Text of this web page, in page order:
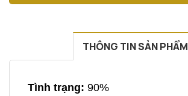
THÔNG TIN SẢN PHẨM
Tình trạng: 90%